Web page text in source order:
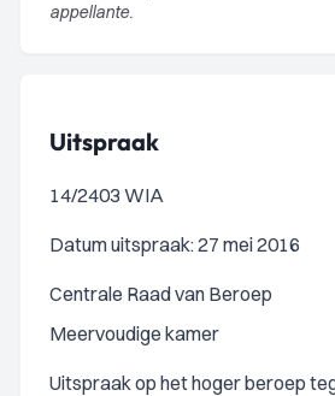
appellante.
Uitspraak
14/2403 WIA
Datum uitspraak: 27 mei 2016
Centrale Raad van Beroep
Meervoudige kamer
Uitspraak op het hoger beroep